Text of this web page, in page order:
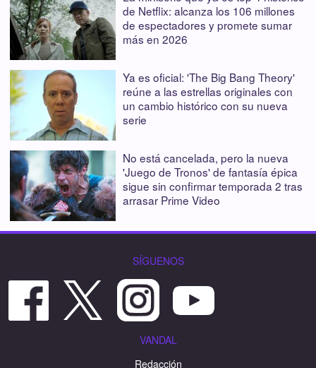
de Netflix: alcanza los 106 millones
de espectadores y promete sumar
más en 2026
Ya es oficial: 'The Big Bang Theory'
reúne a las estrellas originales con
un cambio histórico con su nueva
serie
No está cancelada, pero la nueva
'Juego de Tronos' de fantasía épica
sigue sin confirmar temporada 2 tras
arrasar Prime Video
SÍGUENOS
VANDAL
Redacción